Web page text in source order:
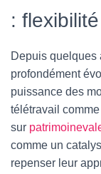
:
Depuis quelques
profondément
puissance des
télétravail
sur
comme un
repenser leur